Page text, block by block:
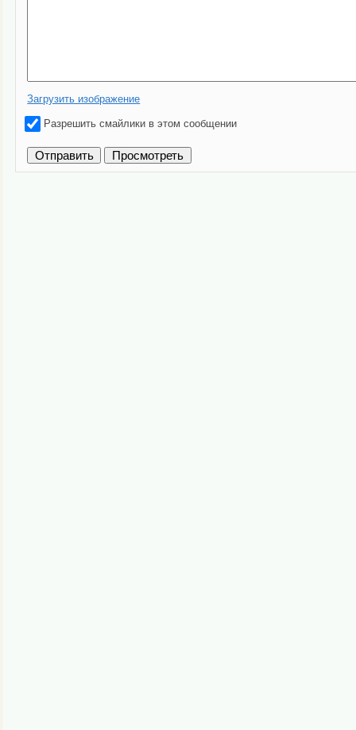
Загрузить изображение
Разрешить смайлики в этом сообщении